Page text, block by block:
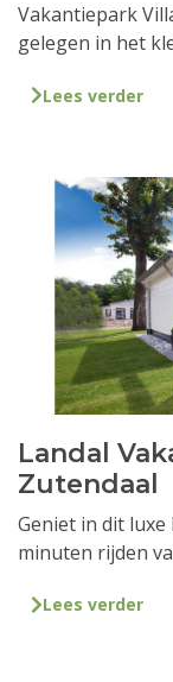
Vakantiepark
gelegen in het
Lees verder
Landal
Zutendaal
Geniet in dit
minuten rijden
Lees verder